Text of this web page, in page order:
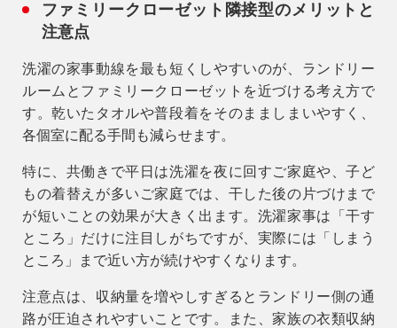
ファミリークローゼット隣接型のメリットと
注意点
洗濯の家事動線を最も短くしやすいのが、ランドリー
ルームとファミリークローゼットを近づける考え方で
す。乾いたタオルや普段着をそのまましまいやすく、
各個室に配る手間も減らせます。
特に、共働きで平日は洗濯を夜に回すご家庭や、子ど
もの着替えが多いご家庭では、 干した後の片づけまで
が短い ことの効果が大きく出ます。洗濯家事は「干す
ところ」だけに注目しがちですが、実際には「しまう
ところ」まで近い方が続けやすくなります。
注意点は、収納量を増やしすぎるとランドリー側の通
路が圧迫されやすいことです。また、家族の衣類収納